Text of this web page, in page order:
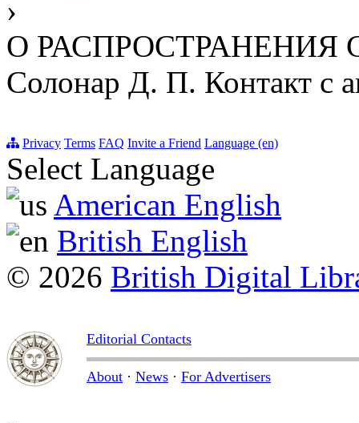
›
О
Солонар Д. П. Контакт с
Privacy Terms FAQ Invite a Friend Language (en)
Select Language
American English
British English
© 2026 British Digital
Editorial Contacts
About · News · For Advertisers